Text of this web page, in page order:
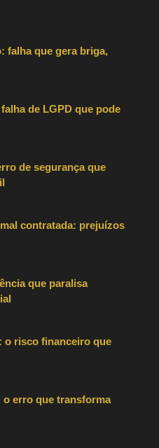
falha que gera briga,
de LGPD que pode
de segurança que
contratada: prejuízos
que paralisa
o risco financeiro que
o erro que transforma